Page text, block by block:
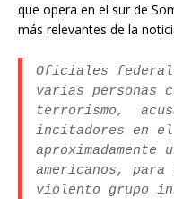
que opera en el sur de
más relevantes de la
Oficiales
varias personas
terrorismo,
incitadores en
americanos,
violento grupo